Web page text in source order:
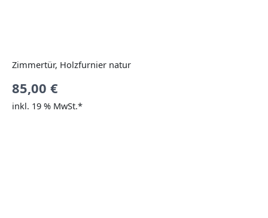
Zimmertür, Holzfurnier natur
85,00 €
inkl. 19 % MwSt.*